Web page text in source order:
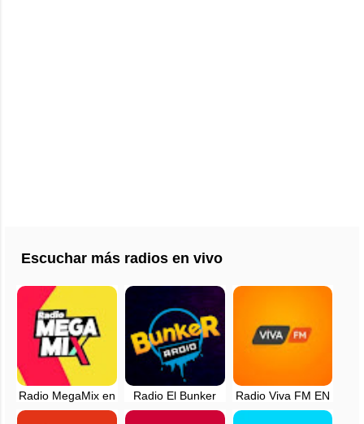
Escuchar más radios en vivo
Radio MegaMix en
vivo - 96.7 FM -
Radio El Bunker
FM - Lima, Perú
Radio Viva FM EN
VIVO - Lima, Peru